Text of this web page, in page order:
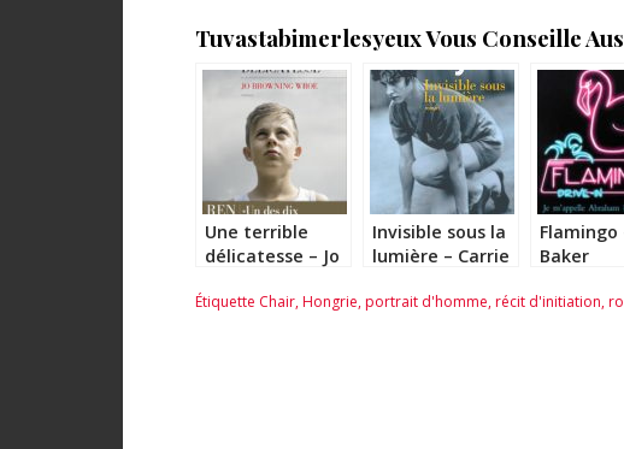
Tuvastabimerlesyeux Vous Conseille
Une terrible
délicatesse – Jo
Invisible sous la
lumière – Carrie
Flamingo
Baker
Étiquette Chair,Hongrie,portrait d'homme,récit d'initiation,